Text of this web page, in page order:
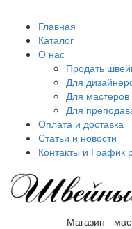
Главная
Каталог
О нас
Продать
Для
Для мастеров
Для
Оплата и доставка
Статьи и новости
Контакты и График
Магазин -